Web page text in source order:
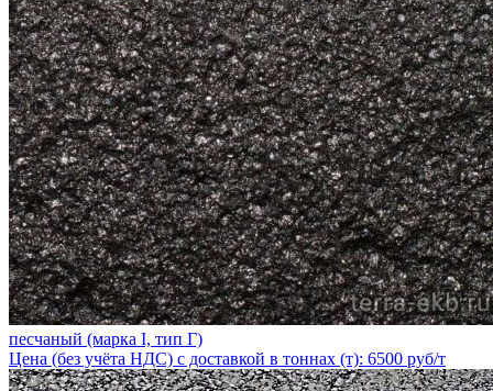
песчаный (марка I, тип Г)
Цена (без учёта НДС) с доставкой в тоннах (т): 6500 руб/т